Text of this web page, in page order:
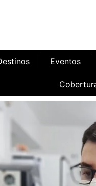
Eventos
Inauguração Illa Café